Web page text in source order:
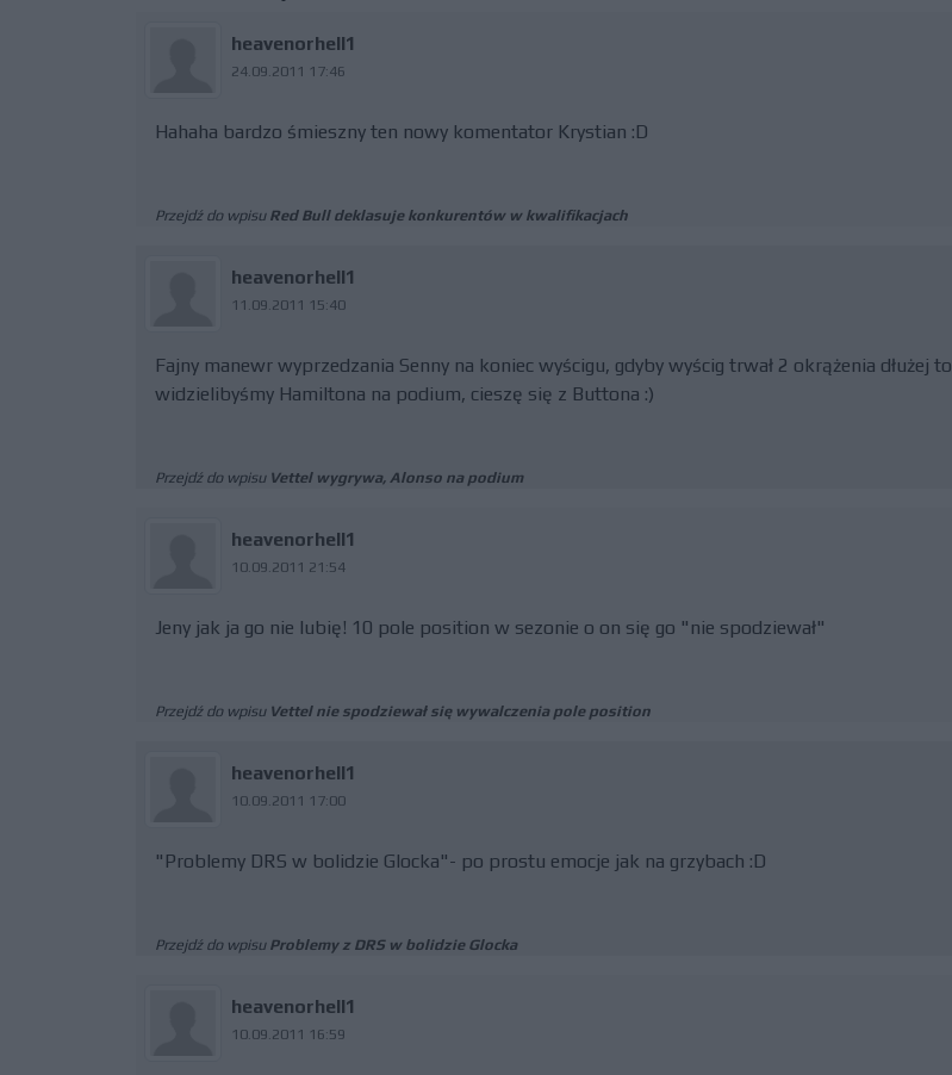
heavenorhell1
24.09.2011 17:46
Hahaha bardzo śmieszny ten nowy komentator Krystian :D
Przejdź do wpisu Red Bull deklasuje konkurentów w kwalifikacjach
heavenorhell1
11.09.2011 15:40
Fajny manewr wyprzedzania Senny na koniec wyścigu, gdyby wyścig trwał 2 okrążenia dłużej to
widzielibyśmy Hamiltona na podium, cieszę się z Buttona :)
Przejdź do wpisu Vettel wygrywa, Alonso na podium
heavenorhell1
10.09.2011 21:54
Jeny jak ja go nie lubię! 10 pole position w sezonie o on się go "nie spodziewał"
Przejdź do wpisu Vettel nie spodziewał się wywalczenia pole position
heavenorhell1
10.09.2011 17:00
"Problemy DRS w bolidzie Glocka"- po prostu emocje jak na grzybach :D
Przejdź do wpisu Problemy z DRS w bolidzie Glocka
heavenorhell1
10.09.2011 16:59